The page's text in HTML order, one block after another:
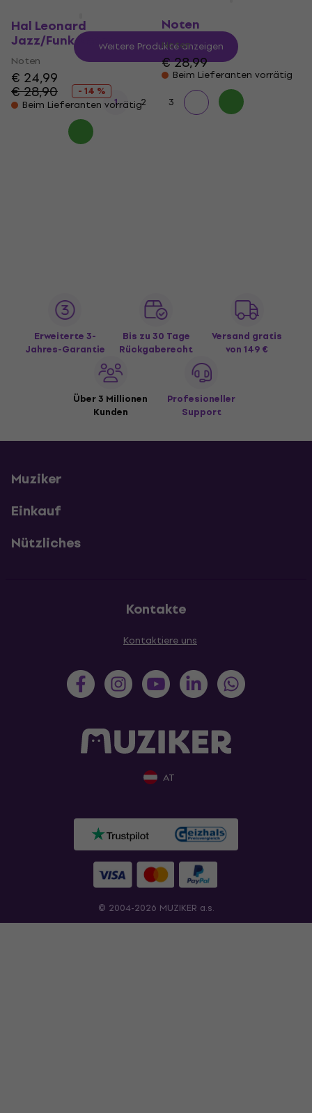
Hal Leonard
Jazz/Funk Noten
Noten
€ 24,99
€ 28,90
- 14 %
Beim Lieferanten vorrätig
Noten
Noten
€ 28,99
Beim Lieferanten vorrätig
Weitere Produkte anzeigen
1 2 3
Erweiterte 3-
Jahres-Garantie
Bis zu 30 Tage
Rückgaberecht
Versand gratis
von 149 €
Über 3 Millionen
Kunden
Profesioneller
Support
Muziker
Einkauf
Nützliches
Kontakte
Kontaktiere uns
AT
© 2004-2026 MUZIKER a.s.